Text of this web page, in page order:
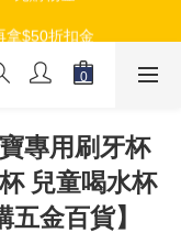
拿$50折扣金
元購物金
專用刷牙杯
兒童喝水杯
金百貨】